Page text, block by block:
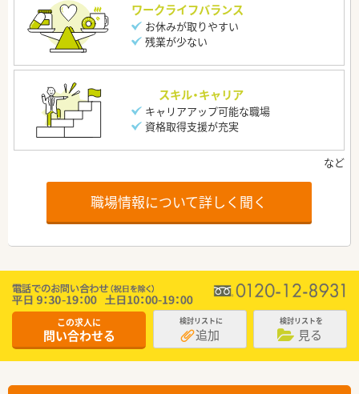
ワークライフバランス
お休みが取りやすい
残業が少ない
スキル・キャリア
キャリアアップ可能な職場
資格取得支援が充実
職場情報について詳しく聞く
この求人に
問い合わせる
検討リストに
追加
検討リストを
見る